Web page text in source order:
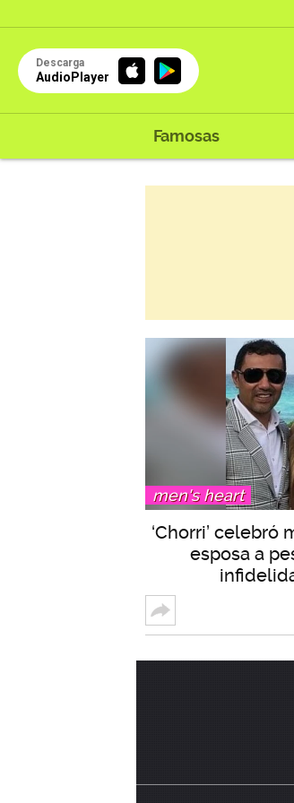
Descarga
AudioPlayer
Famosas
men's heart
‘Chorri’ celebró
esposa a